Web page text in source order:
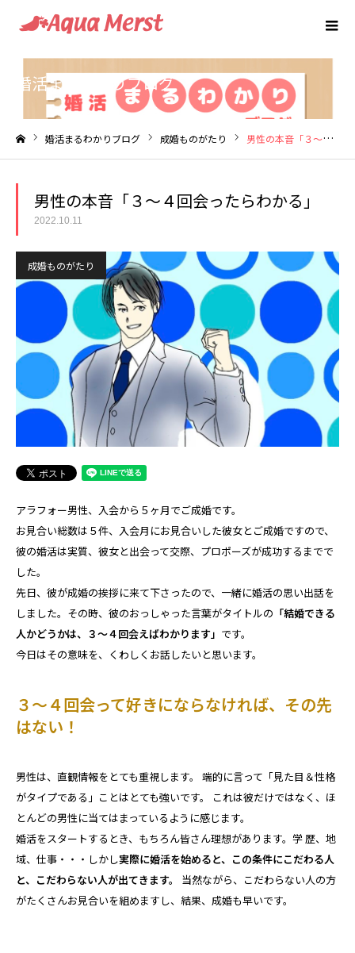
婚活まるわかりブログ
婚活まるわかりブログ 成婚ものがたり 男性の本音「３～４回会ったらわかる」
男性の本音「３～４回会ったらわかる」
2022.10.11
成婚ものがたり
アラフォー男性、入会から５ヶ月でご成婚です。
お見合い総数は５件、入会月にお見合いした彼女とご成婚ですので、
彼の婚活は実質、彼女と出会って交際、プロポーズが成功するまでで
した。
先日、彼が成婚の挨拶に来て下さったので、一緒に婚活の思い出話を
しました。その時、彼のおっしゃった言葉がタイトルの 「結婚できる
人かどうかは、３～４回会えばわかります」 です。
今日はその意味を、くわしくお話したいと思います。
３～４回会って好きにならなければ、その先
はない！
男性は、直観情報をとても重視します。 端的に言って「見た目＆性格
がタイプである」ことはとても強いです。 これは彼だけではなく、ほ
とんどの男性に当てはまっているように感じます。
婚活をスタートするとき、もちろん皆さん理想があります。学 歴、地
域、仕事・・・しかし実際に婚活を始めると、この条件にこだわる人
と、こだわらない人が出てきます。
当然ながら、こだわらない人の方
がたくさんお見合いを組めますし、結果、成婚も早いです。